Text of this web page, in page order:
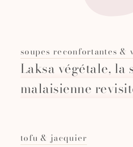
soupes reconfortantes &
Laksa végétale, la
malaisienne
tofu & jacquier